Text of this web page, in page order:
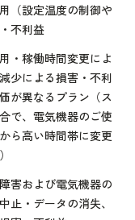
（設定温度の制御や
不利益
・稼働時間変更によ
少による損害・不利
が異なるプラン（ス
で、電気機器のご使
ら高い時間帯に変更
害および電気機器の
止・データの消失、